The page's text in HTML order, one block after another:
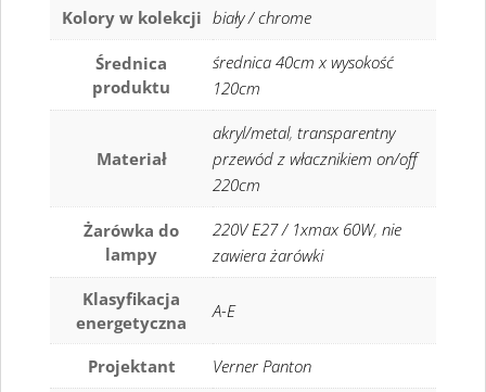
Kolory w kolekcji biały / chrome
Średnica
produktu
średnica 40cm x wysokość
120cm
Materiał
akryl/metal, transparentny
przewód z włacznikiem on/off
220cm
Żarówka do
lampy
220V E27 / 1xmax 60W, nie
zawiera żarówki
Klasyfikacja
energetyczna
A-E
Projektant Verner Panton